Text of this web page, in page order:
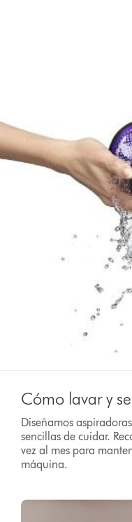
Cómo lavar y
Diseñamos
sencillas de cuidar.
vez al mes para
máquina.